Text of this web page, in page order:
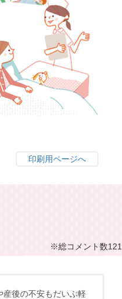
印刷用ページへ
※総コメント数121
後の不安もだいぶ軽